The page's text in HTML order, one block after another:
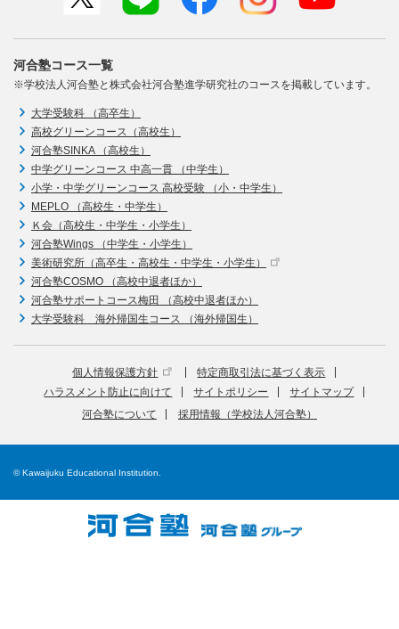
河合塾コース一覧
※学校法人河合塾と株式会社河合塾進学研究社のコースを掲載しています。
大学受験科 （高卒生）
高校グリーンコース（高校生）
河合塾SINKA （高校生）
中学グリーンコース 中高一貫 （中学生）
小学・中学グリーンコース 高校受験 （小・中学生）
MEPLO （高校生・中学生）
Ｋ会（高校生・中学生・小学生）
河合塾Wings （中学生・小学生）
美術研究所（高卒生・高校生・中学生・小学生）
河合塾COSMO （高校中退者ほか）
河合塾サポートコース梅田 （高校中退者ほか）
大学受験科 海外帰国生コース （海外帰国生）
個人情報保護方針
特定商取引法に基づく表示
ハラスメント防止に向けて
サイトポリシー
サイトマップ
河合塾について
採用情報（学校法人河合塾）
© Kawaijuku Educational Institution.